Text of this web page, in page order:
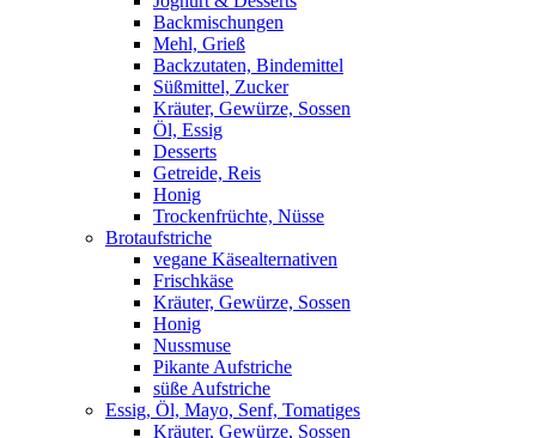
Backmischungen
Mehl, Grieß
Backzutaten, Bindemittel
Süßmittel, Zucker
Kräuter, Gewürze, Sossen
Öl, Essig
Desserts
Getreide, Reis
Honig
Trockenfrüchte, Nüsse
Brotaufstriche
vegane Käsealternativen
Frischkäse
Kräuter, Gewürze, Sossen
Honig
Nussmuse
Pikante Aufstriche
süße Aufstriche
Essig, Öl, Mayo, Senf, Tomatiges
Kräuter, Gewürze, Sossen